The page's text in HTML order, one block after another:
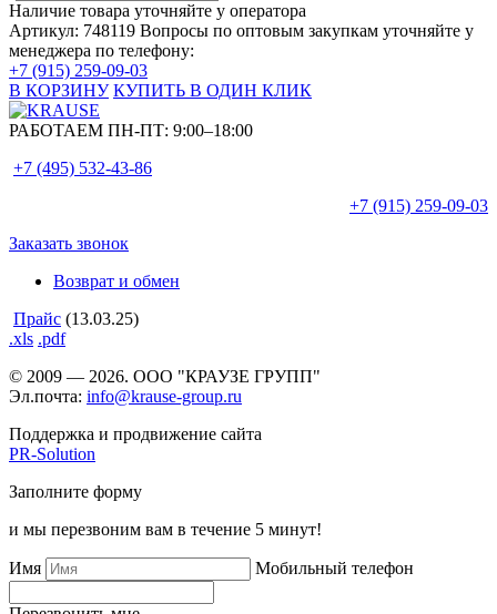
Наличие товара уточняйте у оператора
Артикул: 748119 Вопросы по оптовым закупкам уточняйте у
менеджера по телефону:
+7 (915) 259-09-03
В КОРЗИНУ КУПИТЬ В ОДИН КЛИК
РАБОТАЕМ ПН-ПТ: 9:00–18:00
+7 (495) 532-43-86
+7 (915) 259-09-03
Заказать звонок
Возврат и обмен
Прайс (13.03.25)
.xls .pdf
© 2009 — 2026. ООО "КРАУЗЕ ГРУПП"
Эл.почта: info@krause-group.ru
Поддержка и продвижение сайта
PR-Solution
Заполните форму
и мы перезвоним вам в течение 5 минут!
Имя Мобильный телефон